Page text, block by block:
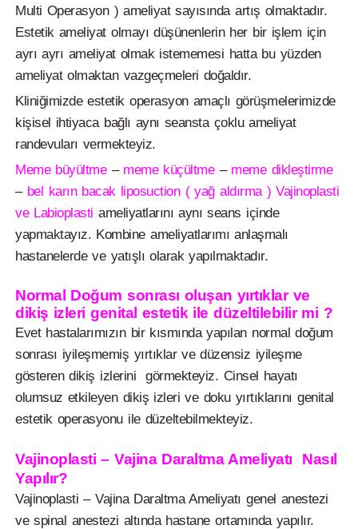
Multi Operasyon ) ameliyat sayısında artış olmaktadır.
Estetik ameliyat olmayı düşünenlerin her bir işlem için
ayrı ayrı ameliyat olmak istememesi hatta bu yüzden
ameliyat olmaktan vazgeçmeleri doğaldır.
Kliniğimizde estetik operasyon amaçlı görüşmelerimizde
kişisel ihtiyaca bağlı aynı seansta çoklu ameliyat
randevuları vermekteyiz.
Meme büyültme– meme küçültme– meme dikleştirme
– bel karın bacak liposuction ( yağ aldırma ) Vajinoplasti
ve Labioplasti ameliyatlarını aynı seans içinde
yapmaktayız. Kombine ameliyatlarımı anlaşmalı
hastanelerde ve yatışlı olarak yapılmaktadır.
Normal Doğum sonrası oluşan yırtıklar ve
dikiş izleri genital estetik ile düzeltilebilir mi ?
Evet hastalarımızın bir kısmında yapılan normal doğum
sonrası iyileşmemiş yırtıklar ve düzensiz iyileşme
gösteren dikiş izlerini görmekteyiz. Cinsel hayatı
olumsuz etkileyen dikiş izleri ve doku yırtıklarını genital
estetik operasyonu ile düzeltebilmekteyiz.
Vajinoplasti – Vajina Daraltma Ameliyatı Nasıl
Yapılır?
Vajinoplasti – Vajina Daraltma Ameliyatı genel anestezi
ve spinal anestezi altında hastane ortamında yapılır.